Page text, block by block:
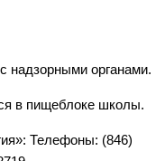
надзорными органами.
в пищеблоке школы.
Телефоны: (846)